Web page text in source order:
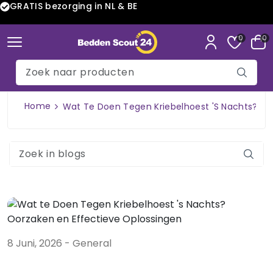
GRATIS bezorging in NL & BE
0 0
Home Wat Te Doen Tegen Kriebelhoest 's Nachts?
8 Juni, 2026 - General